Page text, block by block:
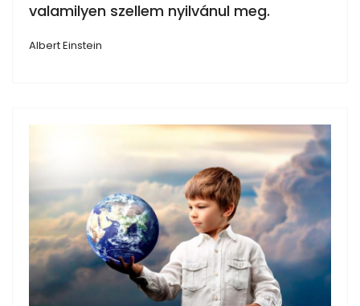
valamilyen szellem nyilvánul meg.
Albert Einstein